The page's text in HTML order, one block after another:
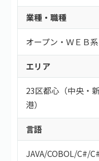
業種・職種
オープン・ＷＥＢ系
エリア
23区都心（中央・
港）
言語
JAVA/COBOL/C#/